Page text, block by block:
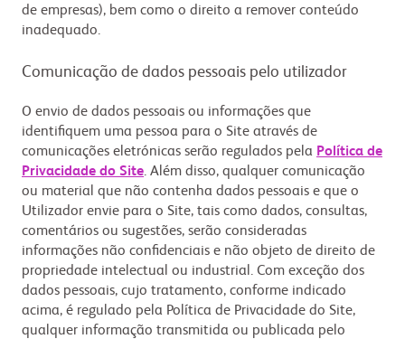
de empresas), bem como o direito a remover conteúdo
inadequado.
Comunicação de dados pessoais pelo utilizador
O envio de dados pessoais ou informações que
identifiquem uma pessoa para o Site através de
comunicações eletrónicas serão regulados pela Política de
Privacidade do Site. Além disso, qualquer comunicação
ou material que não contenha dados pessoais e que o
Utilizador envie para o Site, tais como dados, consultas,
comentários ou sugestões, serão consideradas
informações não confidenciais e não objeto de direito de
propriedade intelectual ou industrial. Com exceção dos
dados pessoais, cujo tratamento, conforme indicado
acima, é regulado pela Política de Privacidade do Site,
qualquer informação transmitida ou publicada pelo